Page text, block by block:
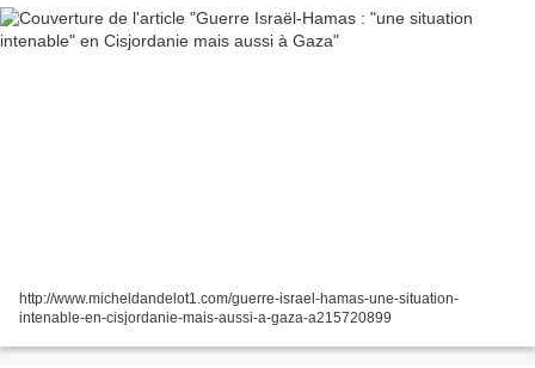
http://www.micheldandelot1.com/guerre-israel-hamas-une-situation-
intenable-en-cisjordanie-mais-aussi-a-gaza-a215720899